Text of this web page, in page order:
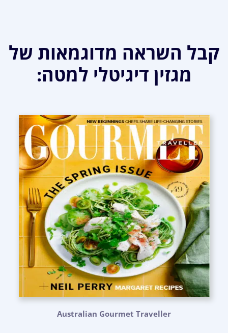
קבל השראה מדוגמאות של
מגזין דיגיטלי למטה:
Australian Gourmet Traveller